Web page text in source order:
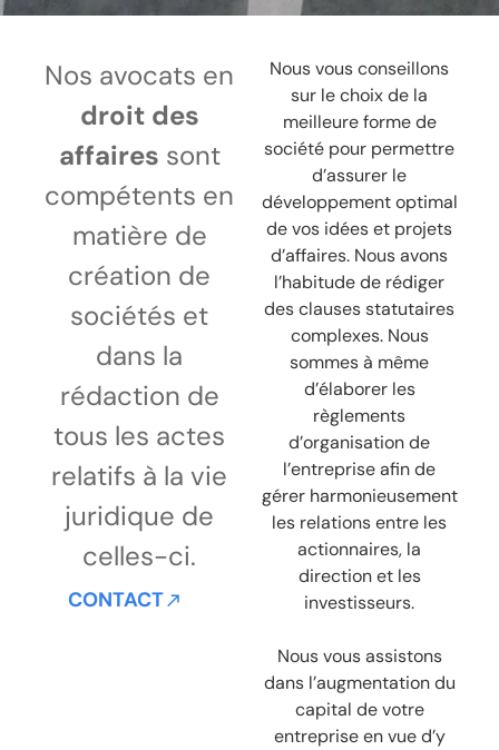
Nos avocats en
droit des
affaires sont
compétents en
matière de
création de
sociétés et
dans la
rédaction de
tous les actes
relatifs à la vie
juridique de
celles-ci.
CONTACT
Nous vous conseillons
sur le choix de la
meilleure forme de
société pour permettre
d’assurer le
développement optimal
de vos idées et projets
d’affaires. Nous avons
l’habitude de rédiger
des clauses statutaires
complexes. Nous
sommes à même
d’élaborer les
règlements
d’organisation de
l’entreprise afin de
gérer harmonieusement
les relations entre les
actionnaires, la
direction et les
investisseurs.
Nous vous assistons
dans l’augmentation du
capital de votre
entreprise en vue d’y